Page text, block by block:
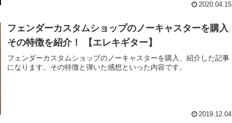
2020.04.15
フェンダーカスタムショップのノーキャスターを購入
その特徴を紹介！ 【エレキギター】
フェンダーカスタムショップのノーキャスターを購入、紹介した記事
になります。その特徴と弾いた感想といった内容です。
2019.12.04